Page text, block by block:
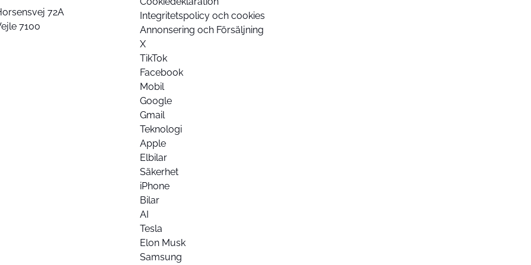
72A
7100
Integritetspolicy och cookies
Annonsering och Försäljning
X
TikTok
Facebook
Mobil
Google
Gmail
Teknologi
Apple
Elbilar
Säkerhet
iPhone
Bilar
AI
Tesla
Elon Musk
Samsung